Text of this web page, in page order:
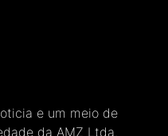
e um meio de
da AMZ Ltda.